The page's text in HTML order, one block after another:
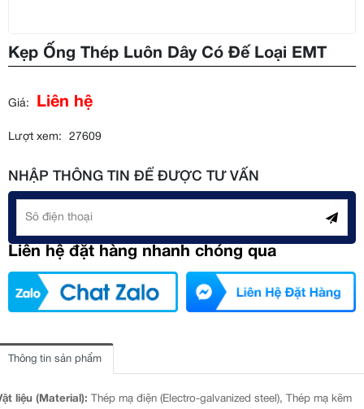
Kẹp Ống Thép Luôn Dây Có Đế Loại EMT
Giá: Liên hệ
Lượt xem: 27609
NHẬP THÔNG TIN ĐỂ ĐƯỢC TƯ VẤN
Liên hệ đặt hàng nhanh chóng qua
Thông tin sản phẩm
liệu (Material): Thép mạ điện (Electro-galvanized steel), Thép mạ kẽm